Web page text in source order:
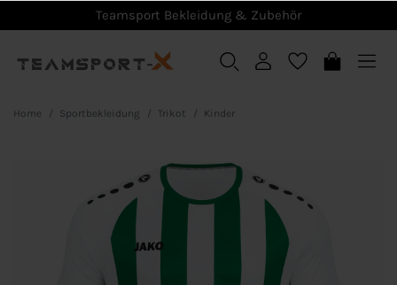
Teamsport Bekleidung & Zubehör
Home Sportbekleidung Trikot Kinder